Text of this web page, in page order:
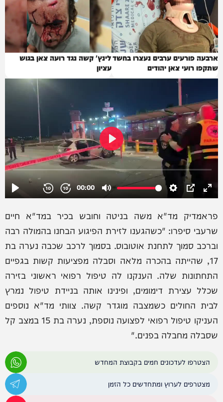
ארבעה פורעים ערבים נעצרו בחשד
שתקפו רועי צאן יהודים
לינץ' קשה נגד רועה צאן בגוש
עציון
פראמדיק מד"א משה בניטה וחובש בכיר במד"א חיים
שרעבי סיפרו: "כשהגענו לזירת הפיגוע הבחנו בהמולה רבה
וברכב סמוך לתחנת אוטובוס. בסמוך לרכב שכבה נערה בת
17, שהייתה בהכרה מלאה וסבלה מפציעות קשות בגפיים
התחתונות שלה. הענקנו לה טיפול רפואי ראשוני בזירה
שכלל עצירת דימומים, ופינינו אותה בניידת טיפול נמרץ
לבית החולים כשמצבה מוגדר קשה. צוותי מד"א נוספים
העניקו טיפול רפואי לפצועה נוספת, נערה בת 15 במצב קל
שסבלה מחבלה בפנים."
הצטרפו לעדכונים חמים בקבוצת המחדש
מצטרפים לערוץ ומתחדשים כל הזמן